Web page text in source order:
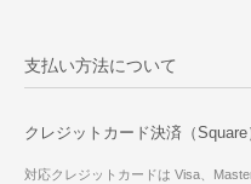
支払い方法について
クレジットカード決済（Square
対応クレジットカードは Visa、